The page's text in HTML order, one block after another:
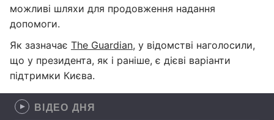
можливі шляхи для продовження надання
допомоги.
Як зазначає The Guardian, у відомстві наголосили,
що у президента, як і раніше, є дієві варіанти
підтримки Києва.
ВІДЕО ДНЯ